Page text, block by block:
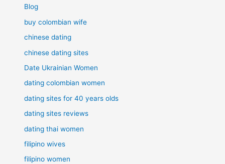
Blog
buy colombian wife
chinese dating
chinese dating sites
Date Ukrainian Women
dating colombian women
dating sites for 40 years olds
dating sites reviews
dating thai women
filipino wives
filipino women